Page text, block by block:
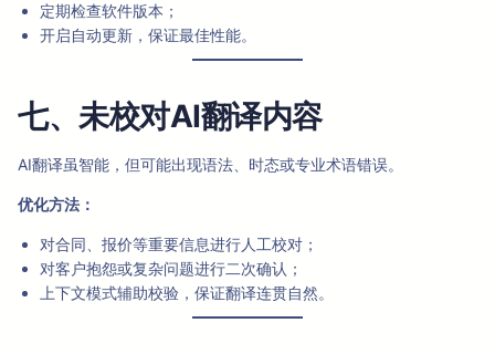
定期检查软件版本；
开启自动更新，保证最佳性能。
七、未校对AI翻译内容
AI翻译虽智能，但可能出现语法、时态或专业术语错误。
优化方法：
对合同、报价等重要信息进行人工校对；
对客户抱怨或复杂问题进行二次确认；
上下文模式辅助校验，保证翻译连贯自然。